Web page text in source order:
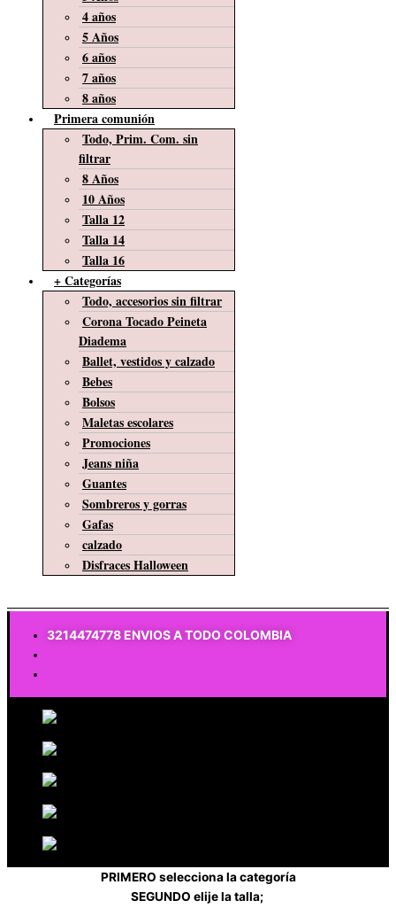
4 años
5 Años
6 años
7 años
8 años
Primera comunión
Todo, Prim. Com. sin
filtrar
8 Años
10 Años
Talla 12
Talla 14
Talla 16
+ Categorías
Todo, accesorios sin filtrar
Corona Tocado Peineta
Diadema
Ballet, vestidos y calzado
Bebes
Bolsos
Maletas escolares
Promociones
Jeans niña
Guantes
Sombreros y gorras
Gafas
calzado
Disfraces Halloween
3214474778 ENVIOS A TODO COLOMBIA
PRIMERO selecciona la categoría
SEGUNDO elije la talla;